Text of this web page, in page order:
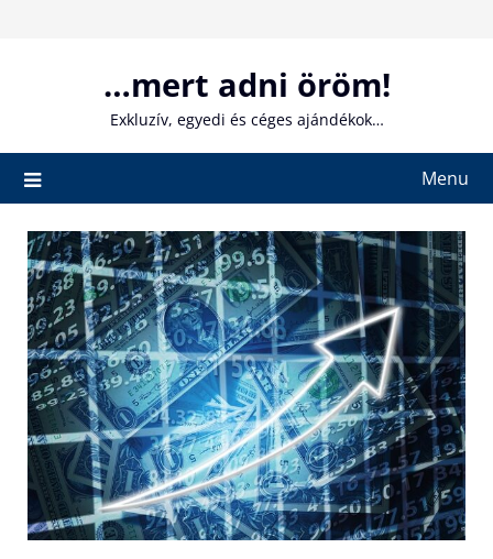
…mert adni öröm!
Exkluzív, egyedi és céges ajándékok…
Menu